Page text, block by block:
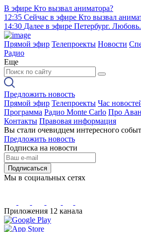
В эфире Кто вызвал аниматора?
12:35 Сейчас в эфире Кто вызвал
14:30 Далее в эфире Петербург.
Прямой эфир Телепроекты Новости
Радио
Еще
Предложить новость
Прямой эфир Телепроекты Час
Программа Радио Monte Carlo Про
Контакты Правовая информация
Вы стали очевидцем интересного
Предложить новость
Подписка на новости
Подписаться
Мы в социальных сетях
Приложения 12 канала